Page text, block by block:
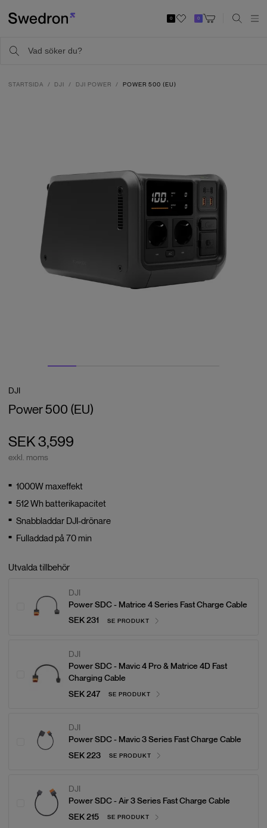
0 0
STARTSIDA DJI DJI POWER POWER 500 (EU)
DJI
Power 500 (EU)
SEK 3,599
exkl. moms
1000W maxeffekt
512 Wh batterikapacitet
Snabbladdar DJI-drönare
Fulladdad på 70 min
Utvalda tillbehör
DJI
Power SDC - Matrice 4 Series Fast Charge Cable
SEK 231
SE PRODUKT
DJI
Power SDC - Mavic 4 Pro & Matrice 4D Fast
Charging Cable
SEK 247
SE PRODUKT
DJI
Power SDC - Mavic 3 Series Fast Charge Cable
SEK 223
SE PRODUKT
DJI
Power SDC - Air 3 Series Fast Charge Cable
SEK 215
SE PRODUKT